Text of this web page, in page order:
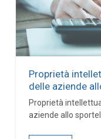
Proprietà
delle aziende
Proprietà
aziende allo